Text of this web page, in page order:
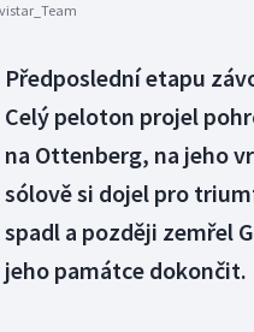
Předposlední etapu
Celý peloton projel
na Ottenberg, na jeho
sólově si dojel pro
spadl a později zemřel
jeho památce dokončit.